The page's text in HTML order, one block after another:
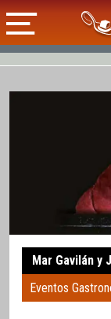
Mar Gavilán y
Eventos